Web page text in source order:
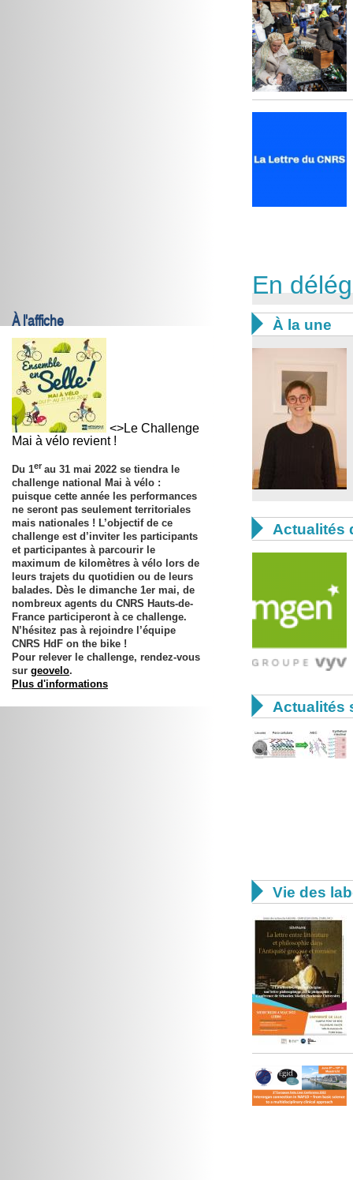
À l'affiche
<>Le Challenge
Mai à vélo revient !
Du 1er au 31 mai 2022 se tiendra le
challenge national Mai à vélo :
puisque cette année les performances
ne seront pas seulement territoriales
mais nationales ! L’objectif de ce
challenge est d’inviter les participants
et participantes à parcourir le
maximum de kilomètres à vélo lors de
leurs trajets du quotidien ou de leurs
balades. Dès le dimanche 1er mai, de
nombreux agents du CNRS Hauts-de-
France participeront à ce challenge.
N’hésitez pas à rejoindre l’équipe
CNRS HdF on the bike !
Pour relever le challenge, rendez-vous
sur geovelo.
Plus d'informations
En
 À la une
 Actualités
 Actualités
 Vie des